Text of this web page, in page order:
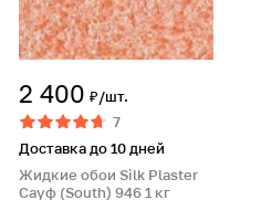
2 400 ₽/шт.
7
Доставка до 10 дней
Жидкие обои Silk Plaster
Сауф (South) 946 1 кг